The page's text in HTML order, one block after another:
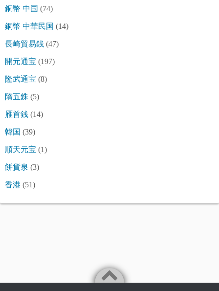
銅幣 中国 (74)
銅幣 中華民国 (14)
長崎貿易銭 (47)
開元通宝 (197)
隆武通宝 (8)
隋五銖 (5)
雁首銭 (14)
韓国 (39)
順天元宝 (1)
餅貨泉 (3)
香港 (51)